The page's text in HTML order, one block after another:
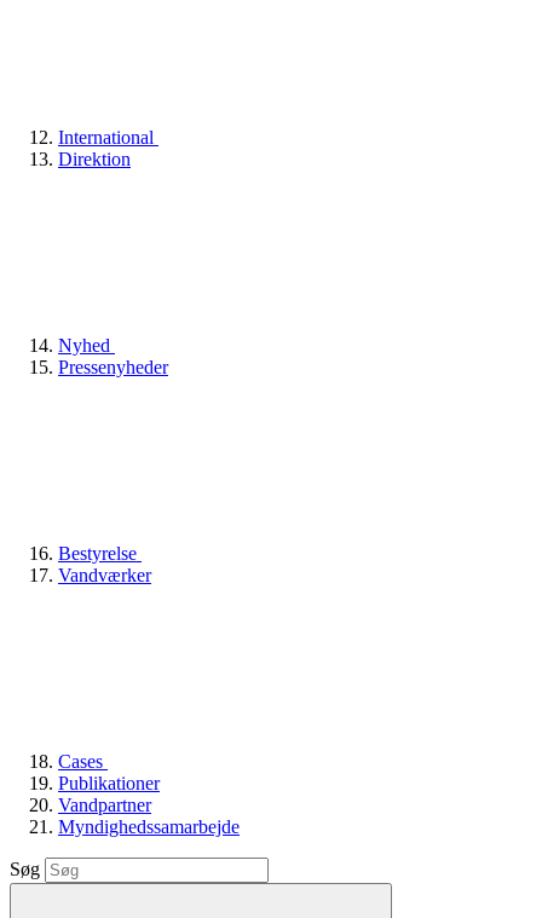
International
Direktion
Nyhed
Pressenyheder
Bestyrelse
Vandværker
Cases
Publikationer
Vandpartner
Myndighedssamarbejde
Søg